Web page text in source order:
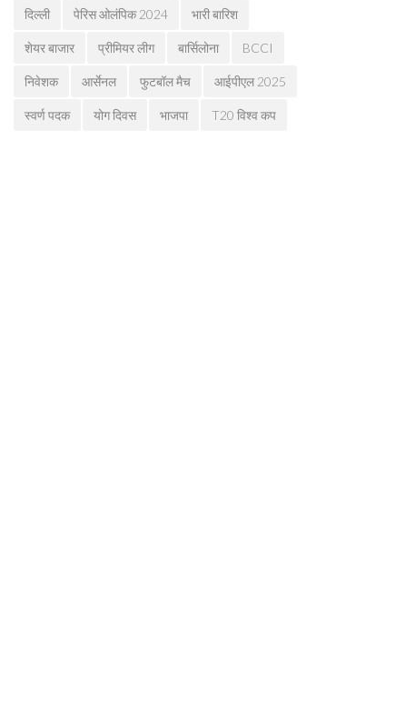
दिल्ली पेरिस ओलंपिक 2024 भारी बारिश
शेयर बाजार प्रीमियर लीग बार्सिलोना BCCI
निवेशक आर्सेनल फुटबॉल मैच आईपीएल 2025
स्वर्ण पदक योग दिवस भाजपा T20 विश्व कप